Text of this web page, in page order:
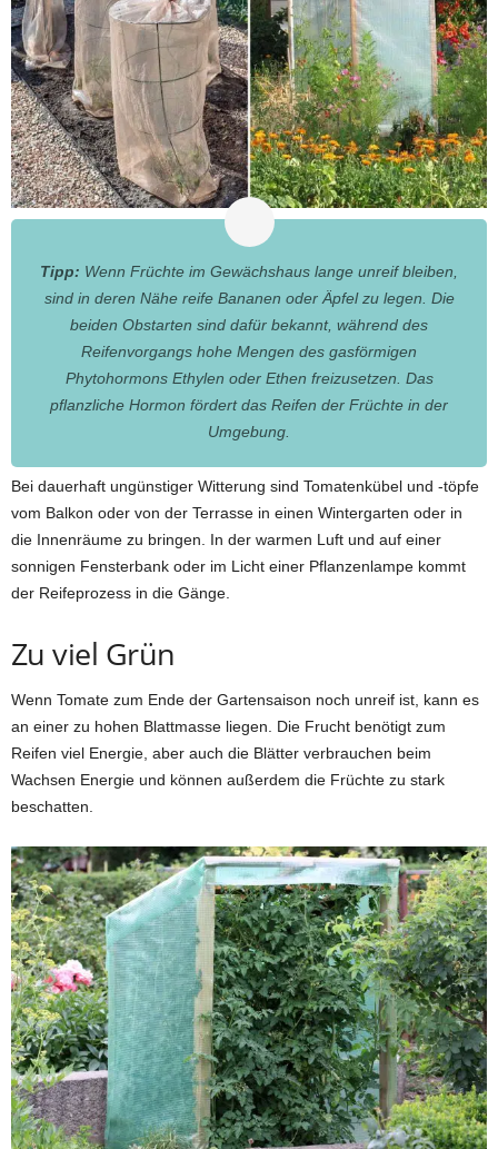
Tipp: Wenn Früchte im Gewächshaus lange unreif bleiben,
sind in deren Nähe reife Bananen oder Äpfel zu legen. Die
beiden Obstarten sind dafür bekannt, während des
Reifenvorgangs hohe Mengen des gasförmigen
Phytohormons Ethylen oder Ethen freizusetzen. Das
pflanzliche Hormon fördert das Reifen der Früchte in der
Umgebung.
Bei dauerhaft ungünstiger Witterung sind Tomatenkübel und -töpfe
vom Balkon oder von der Terrasse in einen Wintergarten oder in
die Innenräume zu bringen. In der warmen Luft und auf einer
sonnigen Fensterbank oder im Licht einer Pflanzenlampe kommt
der Reifeprozess in die Gänge.
Zu viel Grün
Wenn Tomate zum Ende der Gartensaison noch unreif ist, kann es
an einer zu hohen Blattmasse liegen. Die Frucht benötigt zum
Reifen viel Energie, aber auch die Blätter verbrauchen beim
Wachsen Energie und können außerdem die Früchte zu stark
beschatten.